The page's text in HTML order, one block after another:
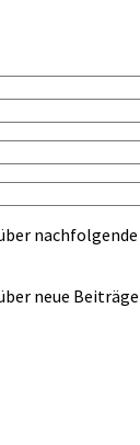
neue Beiträge